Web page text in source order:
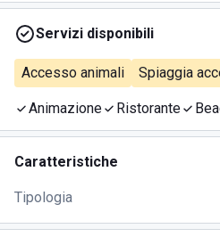
Servizi disponibili
Accesso animali Spiaggia
Animazione Ristorante
Caratteristiche
Tipologia